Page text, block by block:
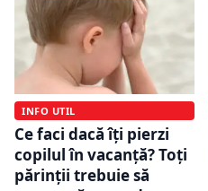
INFO UTIL
Ce faci dacă îți pierzi
copilul în vacanță? Toți
părinții trebuie să